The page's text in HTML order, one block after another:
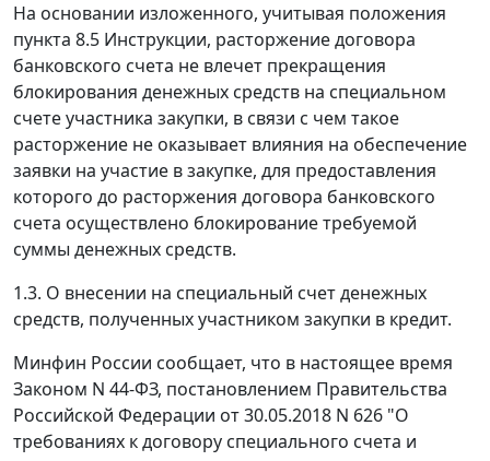
На основании изложенного, учитывая положения
пункта 8.5 Инструкции, расторжение договора
банковского счета не влечет прекращения
блокирования денежных средств на специальном
счете участника закупки, в связи с чем такое
расторжение не оказывает влияния на обеспечение
заявки на участие в закупке, для предоставления
которого до расторжения договора банковского
счета осуществлено блокирование требуемой
суммы денежных средств.
1.3. О внесении на специальный счет денежных
средств, полученных участником закупки в кредит.
Минфин России сообщает, что в настоящее время
Законом N 44-ФЗ, постановлением Правительства
Российской Федерации от 30.05.2018 N 626 "О
требованиях к договору специального счета и